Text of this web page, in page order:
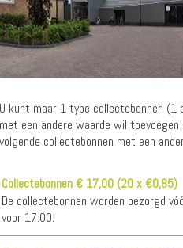
U kunt maar 1 type collectebonnen
met een andere waarde wil
volgende collectebonnen met een
Collectebonnen € 17,00 (20 x €0,85)
De collectebonnen worden bezorgd
voor 17:00.